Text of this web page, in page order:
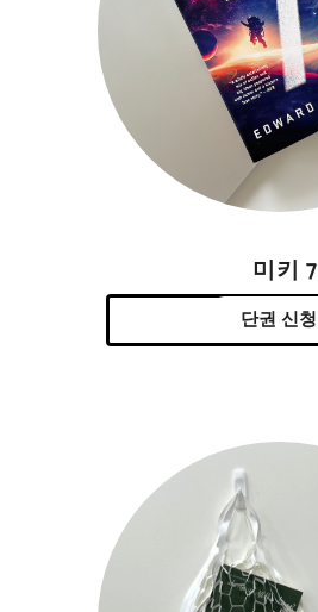
미키 7
단권 신청